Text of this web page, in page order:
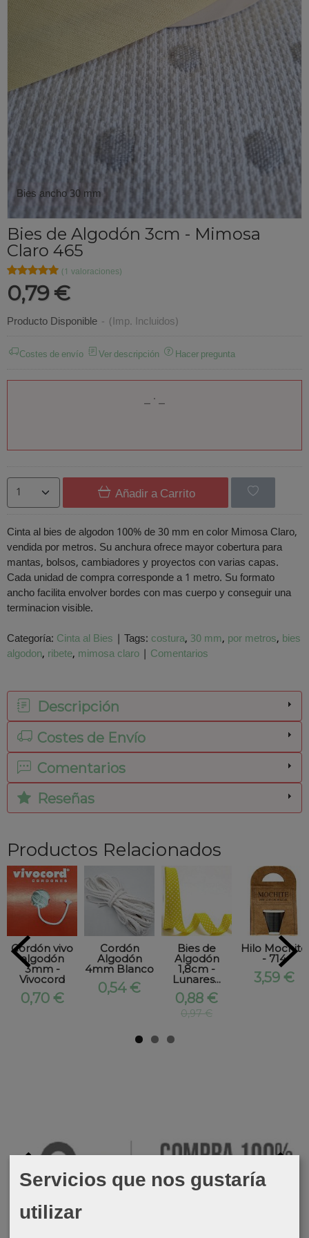
Bies ancho 30 mm
Bies de Algodón 3cm - Mimosa
Claro 465
★★★★★
★★★★★ (1 valoraciones)
0,79 €
Producto Disponible - (Imp. Incluidos)
Costes de envío Ver descripción Hacer pregunta
Añadir a Carrito
Cinta al bies de algodon 100% de 30 mm en color Mimosa Claro,
vendida por metros. Su anchura ofrece mayor cobertura para
mantas, bolsos, cambiadores y proyectos con varias capas.
Cada unidad de compra corresponde a 1 metro. Su formato
ancho facilita envolver bordes con mas cuerpo y conseguir una
terminacion visible.
Categoría: Cinta al Bies | Tags: costura 30 mm por metros bies
algodon ribete mimosa claro | Comentarios
Descripción
Costes de Envío
Comentarios
Reseñas
Productos Relacionados
Cordón vivo
algodón
3mm -
Vivocord
0,70 €
Cordón
Algodón
4mm Blanco
0,54 €
Bies de
Algodón
1,8cm -
Lunares...
0,88 €
0,97 €
Hilo Mochite
- 714
3,59 €
Servicios que nos gustaría
utilizar